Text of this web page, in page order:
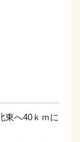
東へ40ｋｍに